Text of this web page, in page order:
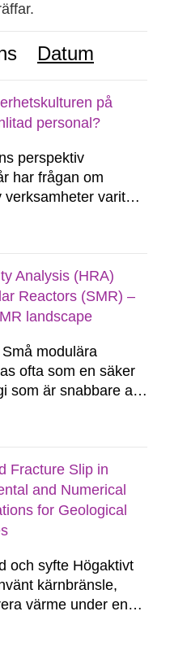
Datum
på
personal?
perspektiv
har frågan om
verksamheter varit
inom
och därmed
Analysis (HRA)
Reactors (SMR) –
landscape
modulära
ofta som en säker
som är snabbare att
högre
ofta som
Fracture Slip in
and Numerical
for Geological
och syfte Högaktivt
kärnbränsle,
värme under en
vilket kan